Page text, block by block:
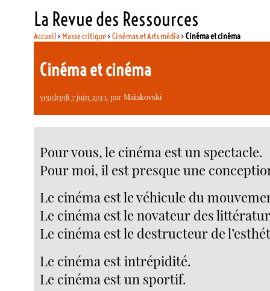
La Revue des Ressources
Accueil> Masse critique>Cinémas et Arts média >Cinéma et cinéma
Cinéma et cinéma
vendredi 7 juin 2013, parMaïakovski
Pour vous, le cinéma est un spectacle.
Pour moi, il est presque une
Le cinéma est le véhicule du
Le cinéma est le novateur des
Le cinéma est le destructeur de
Le cinéma est intrépidité.
Le cinéma est un sportif.